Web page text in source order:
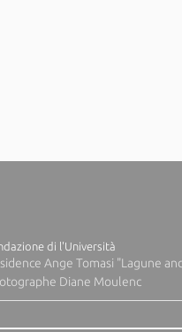
di l'Università
Ange Tomasi "Lagune
Diane Moulenc